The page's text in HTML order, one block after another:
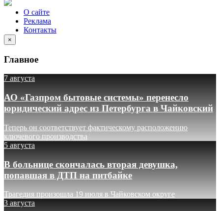
О сайте
Реклама
Контакты
×
Главное
7 августа
АО «Газпром бытовые системы» перенесло
юридический адрес из Петербурга в Чайковский
Теперь он соответствует фактическому расположению
ключевого производства
5 августа
В больнице скончалась вторая девушка,
попавшая в ДТП на питбайке
Трагедия произошла 19 июля в Чайковском округе
3 августа